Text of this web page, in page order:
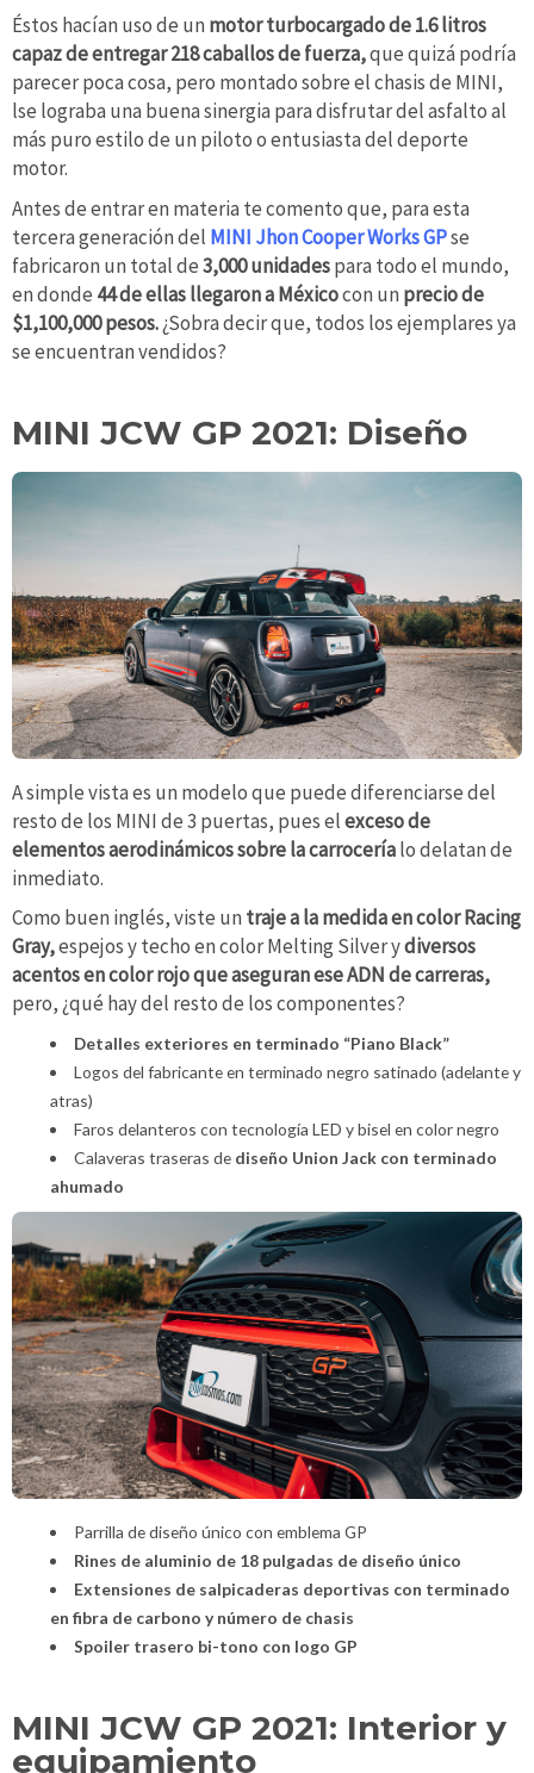
Éstos hacían uso de un motor turbocargado de 1.6 litros
capaz de entregar 218 caballos de fuerza,que quizá podría
parecer poca cosa, pero montado sobre el chasis de MINI,
lse lograba una buena sinergia para disfrutar del asfalto al
más puro estilo de un piloto o entusiasta del deporte
motor.
Antes de entrar en materia te comento que, para esta
tercera generación del MINI Jhon Cooper Works GPse
fabricaron un total de3,000 unidadespara todo el mundo,
en donde 44 de ellas llegaron a Méxicocon un precio de
$1,100,000 pesos.¿Sobra decir que, todos los ejemplares ya
se encuentran vendidos?
MINI JCW GP 2021: Diseño
A simple vista es un modelo que puede diferenciarse del
resto de los MINI de 3 puertas, pues elexceso de
elementos aerodinámicos sobre la carroceríalo delatan de
inmediato.
Como buen inglés, viste un traje a la medida en color Racing
Gray,espejos y techo en color Melting Silver ydiversos
acentos en color rojo que aseguran ese ADN de carreras,
pero, ¿qué hay del resto de los componentes?
Detalles exteriores en terminado “Piano Black”
Logos del fabricante en terminado negro satinado (adelante y
atras)
Faros delanteros con tecnología LED y bisel en color negro
Calaveras traseras de diseño Union Jack con terminado
ahumado
Parrilla de diseño único con emblema GP
Rines de aluminio de 18 pulgadas de diseño único
Extensiones de salpicaderas deportivas con terminado
en fibra de carbono y número de chasis
Spoiler trasero bi-tono con logo GP
MINI JCW GP 2021: Interior y
equipamiento